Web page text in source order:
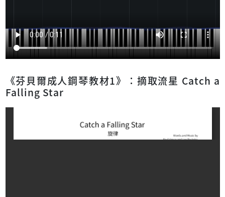
《芬貝爾成人鋼琴教材1》：摘取流星 Catch a
Falling Star